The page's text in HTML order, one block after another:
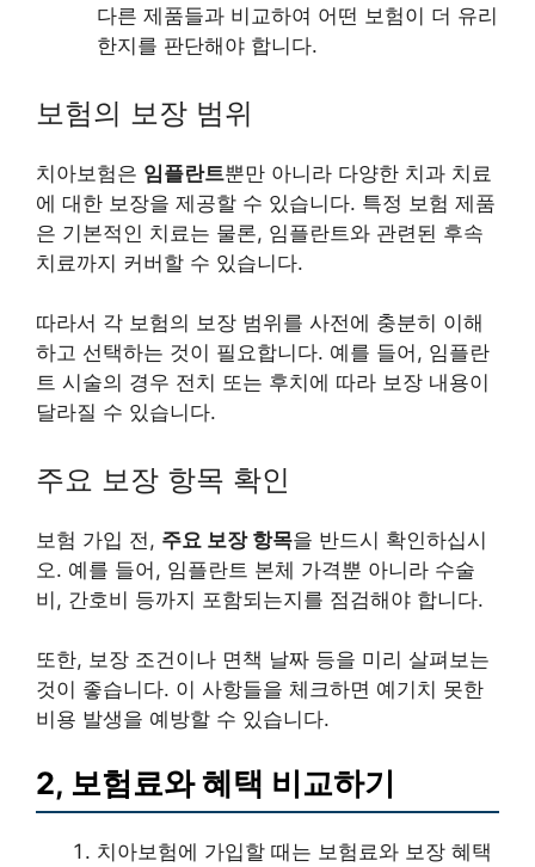
다른 제품들과 비교하여 어떤 보험이 더 유리
한지를 판단해야 합니다.
보험의 보장 범위
치아보험은 임플란트뿐만 아니라 다양한 치과 치료
에 대한 보장을 제공할 수 있습니다. 특정 보험 제품
은 기본적인 치료는 물론, 임플란트와 관련된 후속
치료까지 커버할 수 있습니다.
따라서 각 보험의 보장 범위를 사전에 충분히 이해
하고 선택하는 것이 필요합니다. 예를 들어, 임플란
트 시술의 경우 전치 또는 후치에 따라 보장 내용이
달라질 수 있습니다.
주요 보장 항목 확인
보험 가입 전, 주요 보장 항목을 반드시 확인하십시
오. 예를 들어, 임플란트 본체 가격뿐 아니라 수술
비, 간호비 등까지 포함되는지를 점검해야 합니다.
또한, 보장 조건이나 면책 날짜 등을 미리 살펴보는
것이 좋습니다. 이 사항들을 체크하면 예기치 못한
비용 발생을 예방할 수 있습니다.
2, 보험료와 혜택 비교하기
치아보험에 가입할 때는 보험료와 보장 혜택